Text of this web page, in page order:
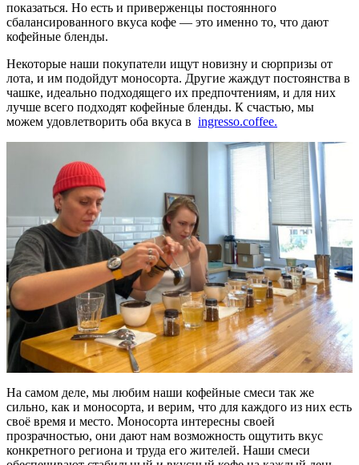
показаться. Но есть и приверженцы постоянного
сбалансированного вкуса кофе — это именно то, что дают
кофейные бленды.
Некоторые наши покупатели ищут новизну и сюрпризы от
лота, и им подойдут моносорта. Другие жаждут постоянства в
чашке, идеально подходящего их предпочтениям, и для них
лучше всего подходят кофейные бленды. К счастью, мы
можем удовлетворить оба вкуса в ingresso.coffee.
На самом деле, мы любим наши кофейные смеси так же
сильно, как и моносорта, и верим, что для каждого из них есть
своё время и место. Моносорта интересны своей
прозрачностью, они дают нам возможность ощутить вкус
конкретного региона и труда его жителей. Наши смеси